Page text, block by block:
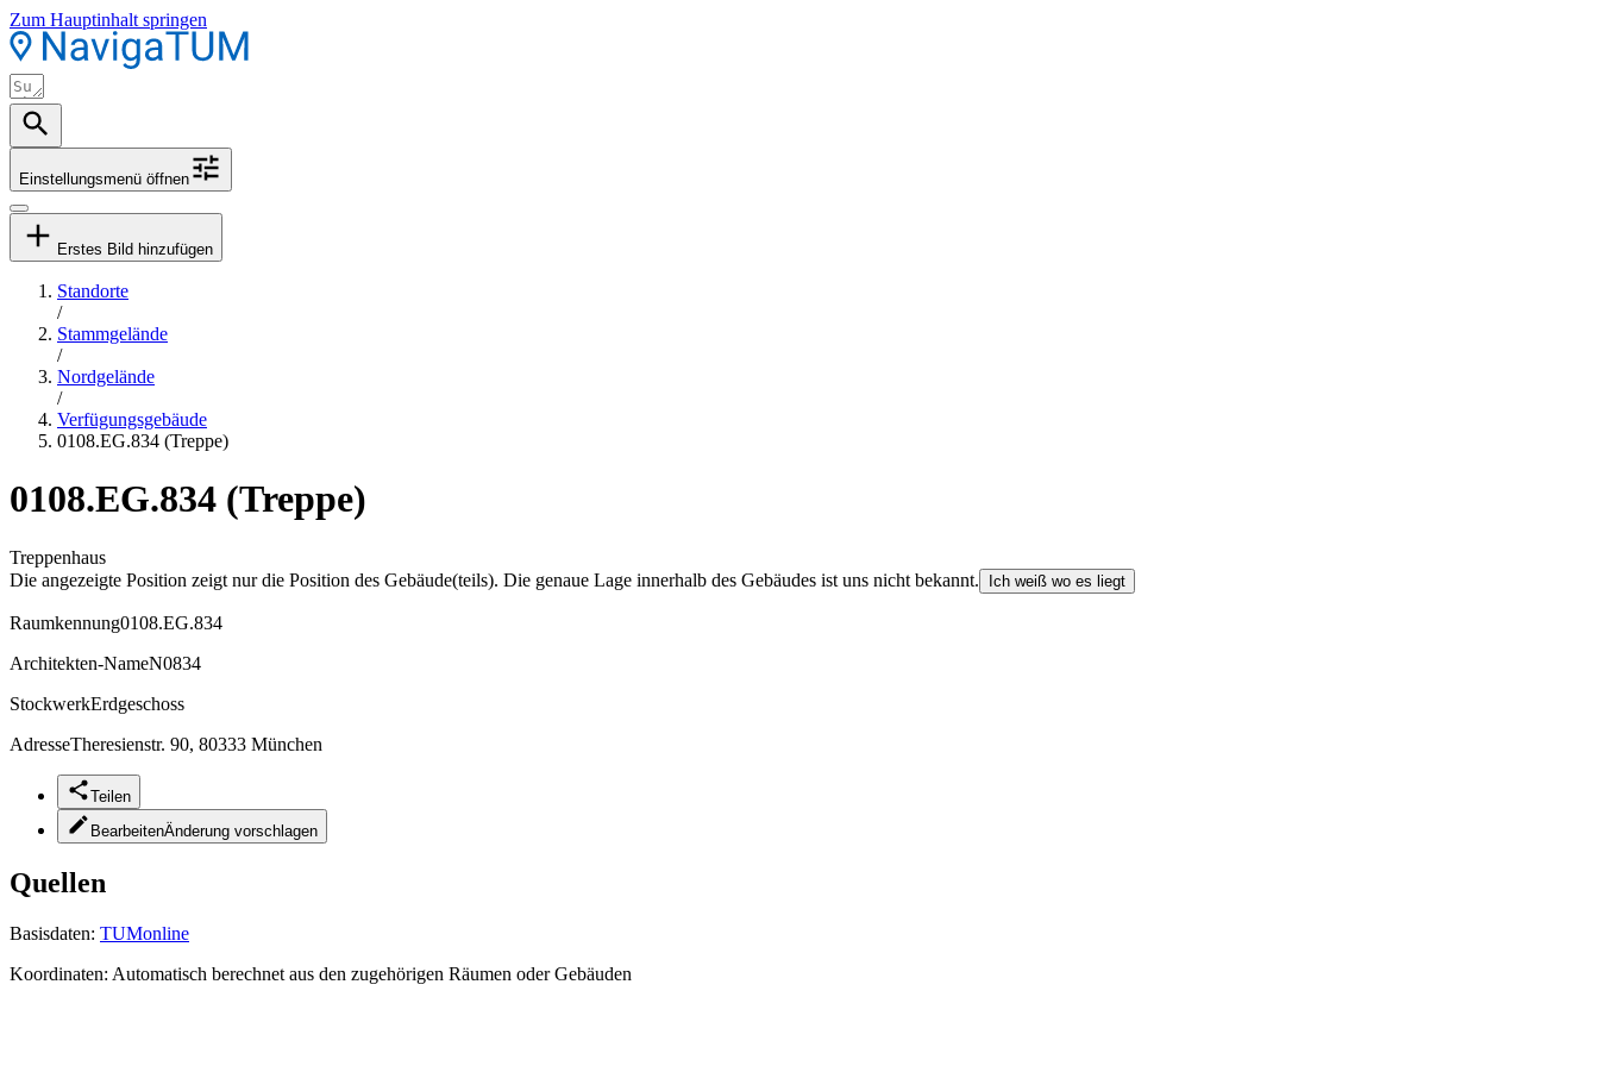
Zum Hauptinhalt springen
Einstellungsmenü öffnen
Erstes Bild hinzufügen
Standorte
/
Stammgelände
/
Nordgelände
/
Verfügungsgebäude
0108.EG.834 (Treppe)
0108.EG.834 (Treppe)
Treppenhaus
Die angezeigte Position zeigt nur die Position des Gebäude(teils). Die genaue Lage innerhalb des Gebäudes ist uns nicht bekannt.
Ich weiß wo es liegt
Raumkennung0108.EG.834
Architekten-NameN0834
StockwerkErdgeschoss
AdresseTheresienstr. 90, 80333 München
Teilen
BearbeitenÄnderung vorschlagen
Quellen
Basisdaten: TUMonline
Koordinaten: Automatisch berechnet aus den zugehörigen Räumen oder Gebäuden